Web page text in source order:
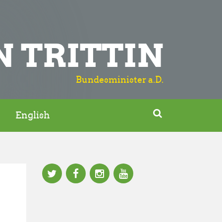
TRITTIN
Bundesminister a.D.
English 